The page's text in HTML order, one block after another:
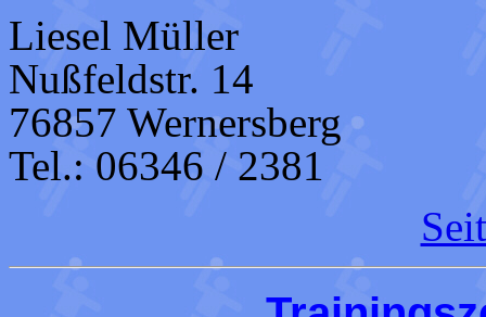
Liesel Müller
Nußfeldstr. 14
76857 Wernersberg
Tel.: 06346 / 2381